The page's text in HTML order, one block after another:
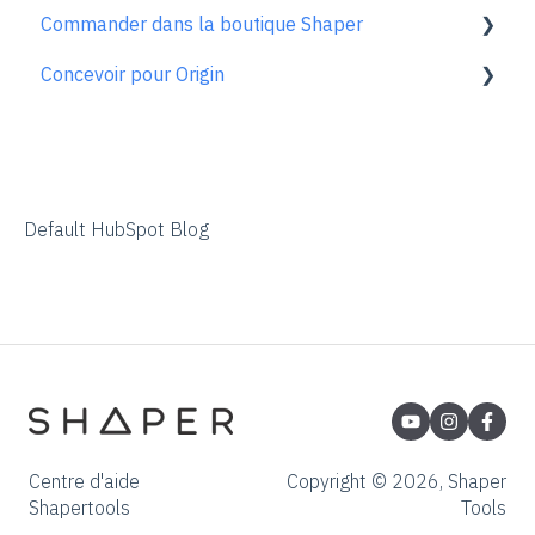
Entretien & maintenance
En savoir plus
FAQ sur ShaperTape
Shaper Plate
Gen1 Origin
ShaperHub general
ShaperHub
Soutien aux comptes
Commander dans la boutique Shaper
FAQ sur le procédé de commande
Concevoir pour Origin
Affinity Designer
Palette CAD
Rhino 3d
Default HubSpot Blog
Centre d'aide
Shapertools
Copyright © 2026, Shaper
Tools